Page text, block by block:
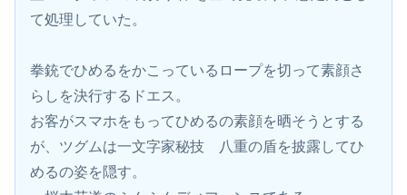
て処理していた。
拳銃でひめるをかこっているロープを切って素顔さ
らしを決行するドエス。
お客がスマホをもってひめるの素顔を晒そうとする
が、ツグムは一文字家秘技　八重の盾を披露してひ
めるの姿を隠す。